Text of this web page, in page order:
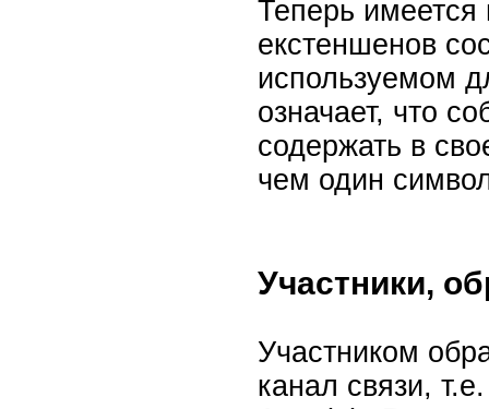
Теперь имеется
екстеншенов
используемом
означает, что
содержать в
чем один
Участники,
Участником
канал связи,